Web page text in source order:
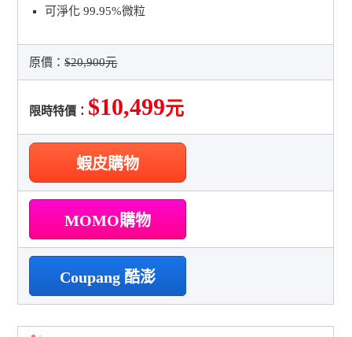
可淨化 99.95%微粒
原價：$20,900元
限時特價： $10,499元
蝦皮購物
MOMO購物
Coupang 酷澎